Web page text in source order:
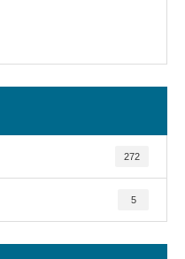
272
5